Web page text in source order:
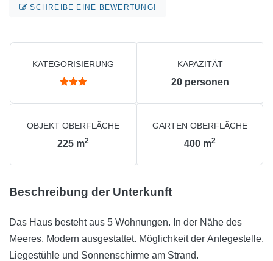
SCHREIBE EINE BEWERTUNG!
KATEGORISIERUNG KAPAZITÄT
20 personen
OBJEKT OBERFLÄCHE
225 m2
GARTEN OBERFLÄCHE
400 m2
Beschreibung der Unterkunft
Das Haus besteht aus 5 Wohnungen. In der Nähe des
Meeres. Modern ausgestattet. Möglichkeit der Anlegestelle,
Liegestühle und Sonnenschirme am Strand.